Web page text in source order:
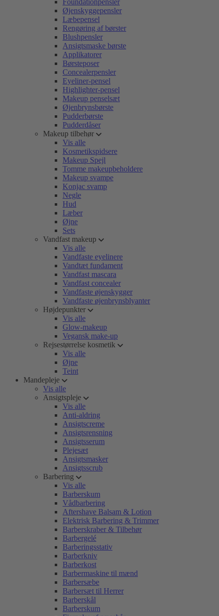
Foundationpensler
Øjenskyggepensler
Læbepensel
Rengøring af børster
Blushpensler
Ansigtsmaske børste
Applikatorer
Børsteposer
Concealerpensler
Eyeliner-pensel
Highlighter-pensel
Makeup penselsæt
Øjenbrynsbørste
Pudderbørste
Pudderdåser
Makeup tilbehør
Vis alle
Kosmetikspidsere
Makeup Spejl
Tomme makeupbeholdere
Makeup svampe
Konjac svamp
Negle
Hud
Læber
Øjne
Sets
Vandfast makeup
Vis alle
Vandfaste eyelinere
Vandtæt fundament
Vandfast mascara
Vandfast concealer
Vandfaste øjenskygger
Vandfaste øjenbrynsblyanter
Højdepunkter
Vis alle
Glow-makeup
Vegansk make-up
Rejsestørrelse kosmetik
Vis alle
Øjne
Teint
Mandepleje
Vis alle
Ansigtspleje
Vis alle
Anti-aldring
Ansigtscreme
Ansigtsrensning
Ansigtsserum
Plejesæt
Ansigtsmasker
Ansigtsscrub
Barbering
Vis alle
Barberskum
Vådbarbering
Aftershave Balsam & Lotion
Elektrisk Barbering & Trimmer
Barberskraber & Tilbehør
Barbergelé
Barberingsstativ
Barberkniv
Barberkost
Barbermaskine til mænd
Barbersæbe
Barbersæt til Herrer
Barberskål
Barberskum